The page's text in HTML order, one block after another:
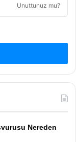
Unuttunuz mu?
Nereden